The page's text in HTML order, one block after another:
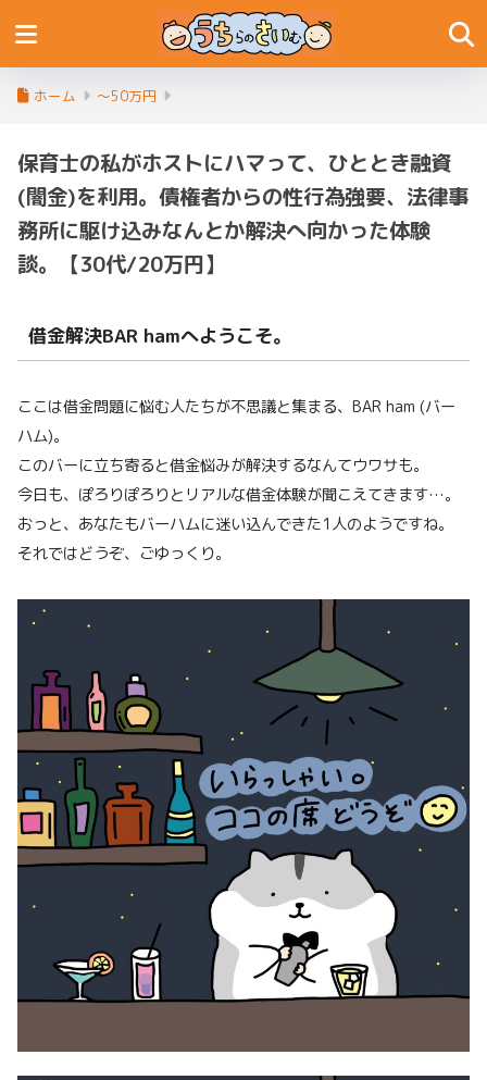
ホーム 〜50万円
保育士の私がホストにハマって、ひととき融資
(闇金)を利用。債権者からの性行為強要、法律事
務所に駆け込みなんとか解決へ向かった体験
談。【30代/20万円】
借金解決BAR hamへようこそ。
ここは借金問題に悩む人たちが不思議と集まる、BAR ham (バー
ハム)。
このバーに立ち寄ると借金悩みが解決するなんてウワサも。
今日も、ぽろりぽろりとリアルな借金体験が聞こえてきます…。
おっと、あなたもバーハムに迷い込んできた1人のようですね。
それではどうぞ、ごゆっくり。